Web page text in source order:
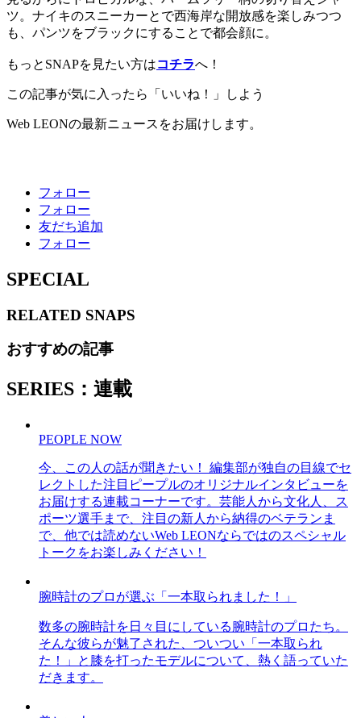
ツ。ナイキのスニーカーとで西海岸な開放感を楽しみつつ
も、パンツをブラックにすることで都会顔に。
もっとSNAPを見たい方はコチラへ！
この記事が気に入ったら「いいね！」しよう
Web LEONの最新ニュースをお届けします。
フォロー
フォロー
友だち追加
フォロー
SPECIAL
RELATED SNAPS
おすすめの記事
SERIES：連載
PEOPLE NOW
今、この人の話が聞きたい！ 編集部が独自の目線でセ
レクトした注目ピープルのオリジナルインタビューを
お届けする連載コーナーです。芸能人から文化人、ス
ポーツ選手まで、注目の新人から納得のベテランま
で、他では読めないWeb LEONならではのスペシャル
トークをお楽しみください！
腕時計のプロが選ぶ「一本取られました！」
数多の腕時計を日々目にしている腕時計のプロたち。
そんな彼らが魅了された、ついつい「一本取られ
た！」と膝を打ったモデルについて、熱く語っていた
だきます。